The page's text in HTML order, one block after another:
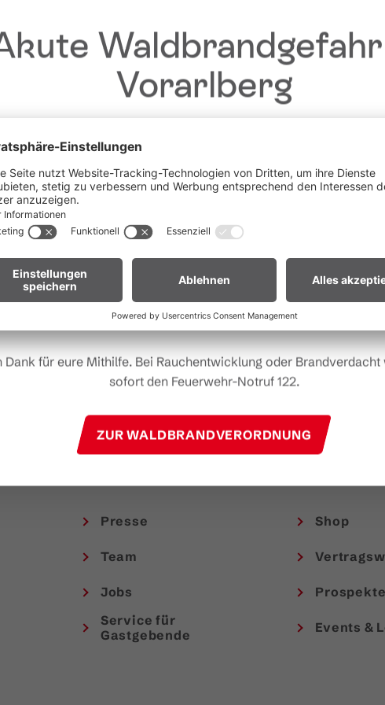
Feedback geben &
Deine Meinung ist uns
wichtig – Feedback geben
und mit etwas Glück
unvergessliche
Urlaubserlebnisse in
Österreich gewinnen.
&
Brand
Presse
Team
Jobs
Service für
Gastgebende
Shop
Prospekte
Events &
Vorarlberg
aufgrund der anhaltenden Trockenheit gilt in
Waldnähe und in Uferzonen streng verboten.
euch um erhöhte Aufmerksamkeit und einen besonders
Umgang mit der Natur.
für Biker:innen:Legt euer Bike nach längeren Abfahrten nicht in
Gras. Heiße Bremsscheiben können trockenes Gras entzünden.
Dank für eure Mithilfe. Bei Rauchentwicklung oder Brandverdacht
sofort den Feuerwehr-Notruf 122.
ZUR WALDBRANDVERORDNUNG